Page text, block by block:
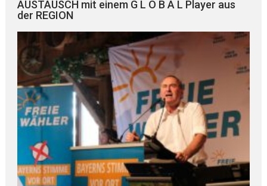
AUSTAUSCH mit einem G L O B A L Player aus
der REGION